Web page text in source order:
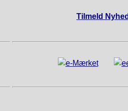
Tilmeld